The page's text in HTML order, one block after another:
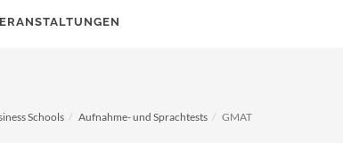
Schools Aufnahme- und Sprachtests GMAT